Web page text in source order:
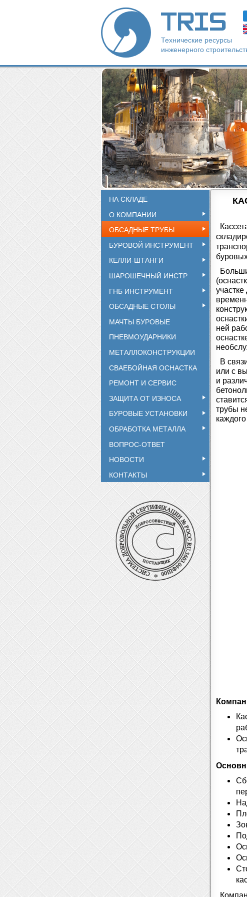
TRIS
Технические ресурсы
инженерного
НА СКЛАДЕ
О КОМПАНИИ
ОБСАДНЫЕ ТРУБЫ
БУРОВОЙ ИНСТРУМЕНТ
КЕЛЛИ-ШТАНГИ
ШАРОШЕЧНЫЙ ИНСТР
ГНБ ИНСТРУМЕНТ
ОБСАДНЫЕ СТОЛЫ
МАЧТЫ БУРОВЫЕ
ПНЕВМОУДАРНИКИ
МЕТАЛЛОКОНСТРУКЦИИ
СВАЕБОЙНАЯ ОСНАСТКА
РЕМОНТ И СЕРВИС
ЗАЩИТА ОТ ИЗНОСА
БУРОВЫЕ УСТАНОВКИ
ОБРАБОТКА МЕТАЛЛА
ВОПРОС-ОТВЕТ
НОВОСТИ
КОНТАКТЫ
ней
В
или с
и
трубы